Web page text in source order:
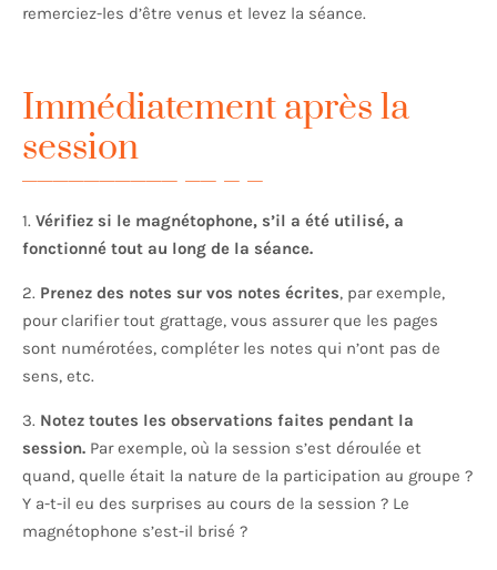
remerciez-les d’être venus et levez la séance.
Immédiatement après la
session
1. Vérifiez si le magnétophone, s’il a été utilisé, a
fonctionné tout au long de la séance.
2. Prenez des notes sur vos notes écrites, par exemple,
pour clarifier tout grattage, vous assurer que les pages
sont numérotées, compléter les notes qui n’ont pas de
sens, etc.
3. Notez toutes les observations faites pendant la
session. Par exemple, où la session s’est déroulée et
quand, quelle était la nature de la participation au groupe ?
Y a-t-il eu des surprises au cours de la session ? Le
magnétophone s’est-il brisé ?